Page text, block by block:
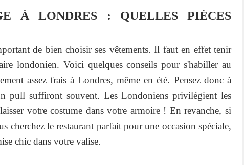
À LONDRES : QUELLES PIÈCES
de bien choisir ses vêtements. Il faut en effet tenir
londonien. Voici quelques conseils pour s'habiller au
assez frais à Londres, même en été. Pensez donc à
pull suffiront souvent. Les Londoniens privilégient les
votre costume dans votre armoire ! En revanche, si
cherchez le restaurant parfait pour une occasion spéciale,
chic dans votre valise.